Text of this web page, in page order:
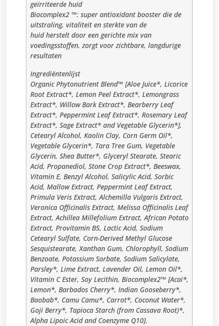
geïrriteerde huid
Biocomplex2 ™: super antioxidant booster die de
uitstraling, vitaliteit en sterkte van de
huid herstelt door een gerichte mix van
voedingsstoffen, zorgt voor zichtbare, langdurige
resultaten
Ingrediëntenlijst
Organic Phytonutrient Blend™ [Aloe Juice*, Licorice
Root Extract*, Lemon Peel Extract*, Lemongrass
Extract*, Willow Bark Extract*, Bearberry Leaf
Extract*, Peppermint Leaf Extract*, Rosemary Leaf
Extract*, Sage Extract* and Vegetable Glycerin*],
Cetearyl Alcohol, Kaolin Clay, Corn Germ Oil*,
Vegetable Glycerin*, Tara Tree Gum, Vegetable
Glycerin, Shea Butter*, Glyceryl Stearate, Stearic
Acid, Propanediol, Stone Crop Extract*, Beeswax,
Vitamin E, Benzyl Alcohol, Salicylic Acid, Sorbic
Acid, Mallow Extract, Peppermint Leaf Extract,
Primula Veris Extract, Alchemilla Vulgaris Extract,
Veronica Officinalis Extract, Melissa Officinalis Leaf
Extract, Achillea Millefolium Extract, African Potato
Extract, Provitamin B5, Lactic Acid, Sodium
Cetearyl Sulfate, Corn-Derived Methyl Glucose
Sesquistearate, Xanthan Gum, Chlorophyll, Sodium
Benzoate, Potassium Sorbate, Sodium Salicylate,
Parsley*, Lime Extract, Lavender Oil, Lemon Oil*,
Vitamin C Ester, Soy Lecithin, Biocomplex2™ [Acai*,
Lemon*, Barbados Cherry*, Indian Gooseberry*,
Baobab*, Camu Camu*, Carrot*, Coconut Water*,
Goji Berry*, Tapioca Starch (from Cassava Root)*,
Alpha Lipoic Acid and Coenzyme Q10].